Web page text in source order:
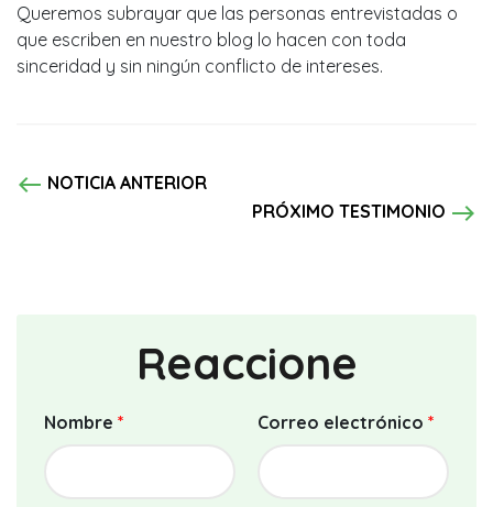
Queremos subrayar que las personas entrevistadas o
que escriben en nuestro blog lo hacen con toda
sinceridad y sin ningún conflicto de intereses.
west NOTICIA ANTERIOR
PRÓXIMO TESTIMONIO east
Reaccione
Nombre * Correo electrónico *